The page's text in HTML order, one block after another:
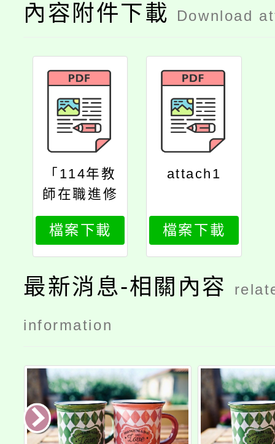
內容附件下載 Download
「114年教
師在職進修
專長議題增
能學分班」
暑期開課相
關資訊
檔案下載
attach1
檔案下載
最新消息-相關內容
information